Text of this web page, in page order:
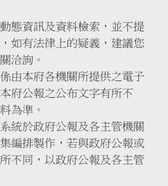
態資訊及資料檢索，並不提
如有法律上的疑義，建議您
洽詢。
由本府各機關所提供之電子
府公報之公布文字有所不
為準。
統於政府公報及各主管機關
編排製作，若與政府公報或
不同，以政府公報及各主管